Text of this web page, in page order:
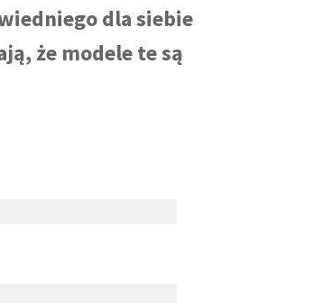
dla siebie
że modele te są